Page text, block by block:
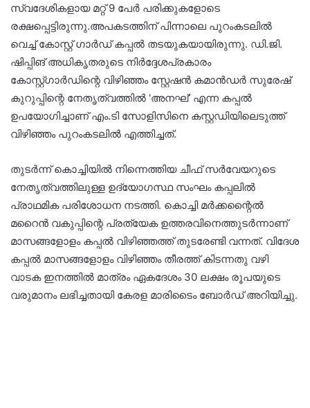
സ്വദേശികളായ മറ്റ് 9 പേർ പരിക്കുകളോടെ
രക്ഷപ്പെട്ടിരുന്നു.അപകടത്തിന് പിന്നാലെ പുറംകടലിൽ
വെച്ച് കോസ്റ്റ് ഗാർഡ് കപ്പൽ തടയുകയായിരുന്നു. ഡി.ജി.
ഷിപ്പിങ് അധികൃതരുടെ നിർദ്ദേശപ്രകാരം
കോസ്റ്റ്ഗാർഡിന്റെ വിഴിഞ്ഞം സ്റ്റേഷൻ കമാൻഡർ സുരേഷ്
കുറുപ്പിന്റെ നേതൃത്വത്തിൽ ‘അനഘ്’ എന്ന കപ്പൽ
ഉപയോഗിച്ചാണ് എം.ടി സോളിസിനെ കസ്റ്റഡിയിലെടുത്ത്
വിഴിഞ്ഞം പുറംകടലിൽ എത്തിച്ചത്.
തുടർന്ന് കൊച്ചിയിൽ നിന്നെത്തിയ ചീഫ് സർവേയറുടെ
നേതൃത്വത്തിലുള്ള ഉദ്യോഗസ്ഥ സംഘം കപ്പലിൽ
പ്രാഥമിക പരിശോധന നടത്തി. കൊച്ചി മർക്കന്റൈൽ
മറൈൻ വകുപ്പിന്റെ പ്രത്യേക ഉത്തരവിനെത്തുടർന്നാണ്
മാസങ്ങളോളം കപ്പൽ വിഴിഞ്ഞത്ത് തുടരേണ്ടി വന്നത്. വിദേശ
കപ്പൽ മാസങ്ങളോളം വിഴിഞ്ഞം തീരത്ത് കിടന്നതു വഴി
വാടക ഇനത്തിൽ മാത്രം ഏകദേശം 30 ലക്ഷം രൂപയുടെ
വരുമാനം ലഭിച്ചതായി കേരള മാരിടൈം ബോർഡ് അറിയിച്ചു.